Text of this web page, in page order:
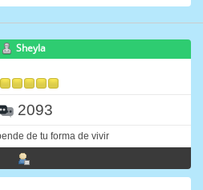
Sheyla
2093
de tu forma de vivir